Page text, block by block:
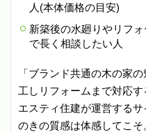
人(本体価格の目安)
新築後の水廻りやリフ
で長く相談したい人
「ブランド共通の木の家
工しリフォームまで対応す
エスティ住建が運営する
のきの質感は体感してこ